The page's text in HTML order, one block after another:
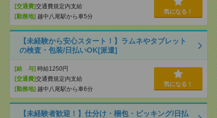
[交通費]交通費規定内支給
[勤務地] 越中八尾駅から車5分
気になる！
【未経験から安心スタート！】ラムネやタブレット
の検査・包装/日払いOK[派遣]
[給 与] 時給1250円
[交通費]交通費規定内支給
[勤務地] 越中八尾駅から車6分
気になる！
【未経験者歓迎！】仕分け・梱包・ピッキング/日払